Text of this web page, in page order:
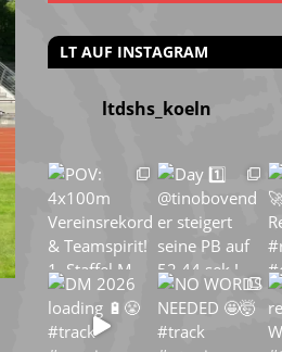
LT AUF INSTAGRAM
ltdshs_koeln